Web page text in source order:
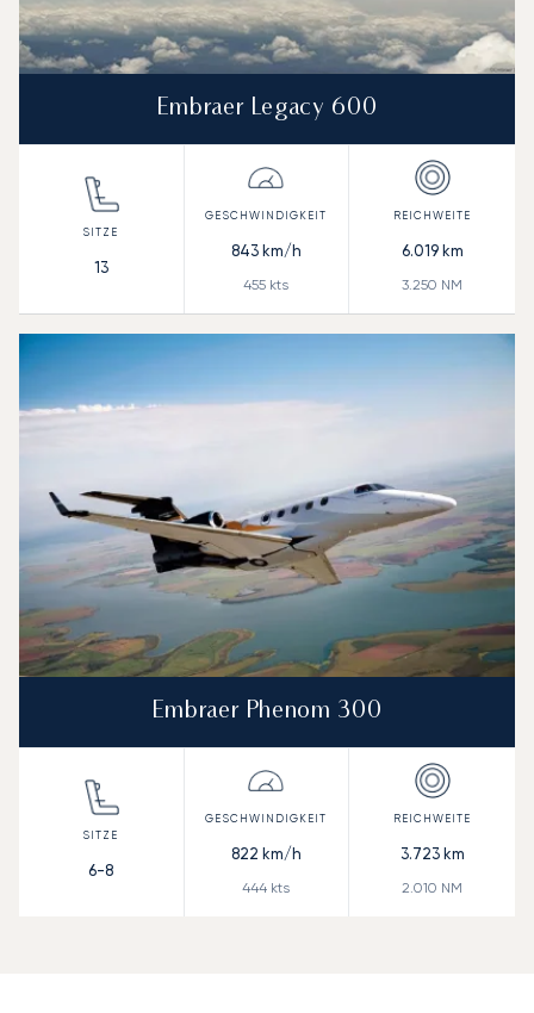
Embraer Legacy 600
13
843km/h
455 kts
6.019km
3.250 NM
Embraer Phenom 300
6-8
822 km/h
444 kts
3.723km
2.010 NM